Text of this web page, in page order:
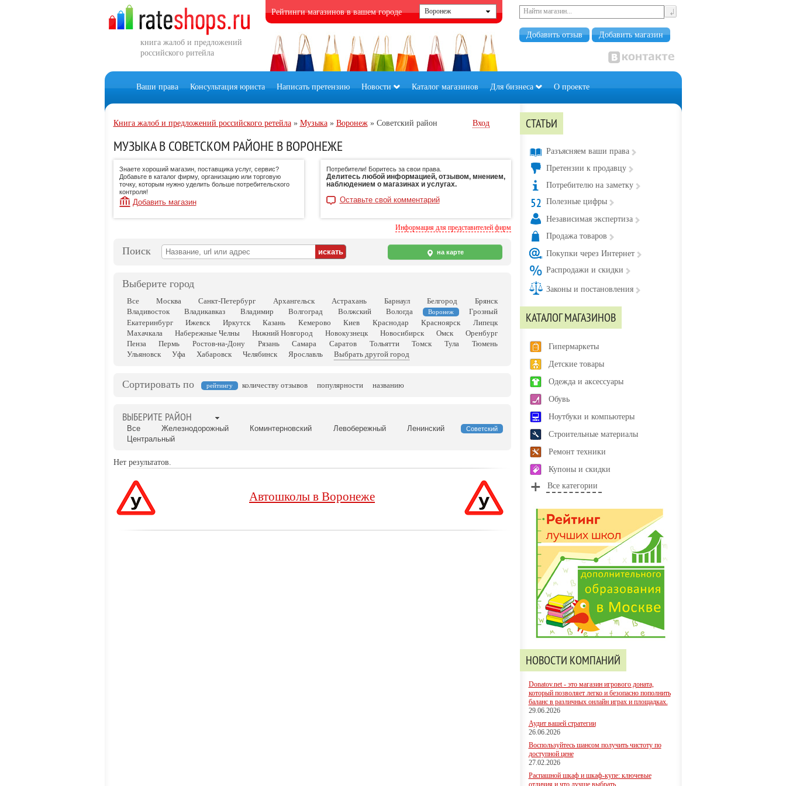
книга жалоб и предложений
российского ритейла
Рейтинги магазинов в вашем городе
Добавить отзыв Добавить магазин
Ваши права Консультация юриста Написать претензию Новости Каталог магазинов Для бизнеса О проекте
Книга жалоб и предложений российского ретейла» Музыка» Воронеж» Советский район Вход
МУЗЫКА В СОВЕТСКОМ РАЙОНЕ В ВОРОНЕЖЕ
Знаете хороший магазин, поставщика услуг, сервис?
Добавьте в каталог фирму, организацию или торговую
точку, которым нужно уделить больше потребительского
контроля!
Добавить магазин
Потребители! Боритесь за свои права.
Делитесь любой информацией, отзывом, мнением,
наблюдением о магазинах и услугах.
Оставьте свой комментарий
Информация для представителей фирм
Поиск на карте
Выберите город
Все Москва Санкт-Петербург Архангельск Астрахань Барнаул Белгород
Брянск
Владивосток
Владикавказ Владимир Волгоград Волжский Вологда Воронеж
Грозный
Екатеринбург
Ижевск Иркутск Казань Кемерово Киев Краснодар Красноярск
Липецк
Махачкала
Набережные Челны Нижний Новгород Новокузнецк Новосибирск Омск
Оренбург
Пенза
Пермь Ростов-на-Дону Рязань Самара Саратов Тольятти Томск Тула
Тюмень
Ульяновск
Уфа Хабаровск Челябинск Ярославль Выбрать другой город
Сортировать по рейтингу количеству отзывов популярности названию
ВЫБЕРИТЕ РАЙОН
Все Железнодорожный Коминтерновский Левобережный Ленинский Советский
Центральный
Нет результатов.
Автошколы в Воронеже
СТАТЬИ
Разъясняем ваши права
Претензии к продавцу
Потребителю на заметку
Полезные цифры
Независимая экспертиза
Продажа товаров
Покупки через Интернет
Распродажи и скидки
Законы и постановления
КАТАЛОГ МАГАЗИНОВ
Гипермаркеты
Детские товары
Одежда и аксессуары
Обувь
Ноутбуки и компьютеры
Строительные материалы
Ремонт техники
Купоны и скидки
Все категории
НОВОСТИ КОМПАНИЙ
Donatov.net - это магазин игрового доната,
который позволяет легко и безопасно пополнить
баланс в различных онлайн играх и площадках.
29.06.2026
Аудит вашей стратегии
26.06.2026
Воспользуйтесь шансом получить чистоту по
доступной цене
27.02.2026
Распашной шкаф и шкаф-купе: ключевые
отличия и что лучше выбрать